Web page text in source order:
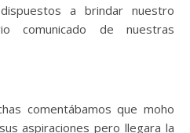
a brindar nuestro
comunicado de nuestras
comentábamos que moho
aspiraciones pero llegara la